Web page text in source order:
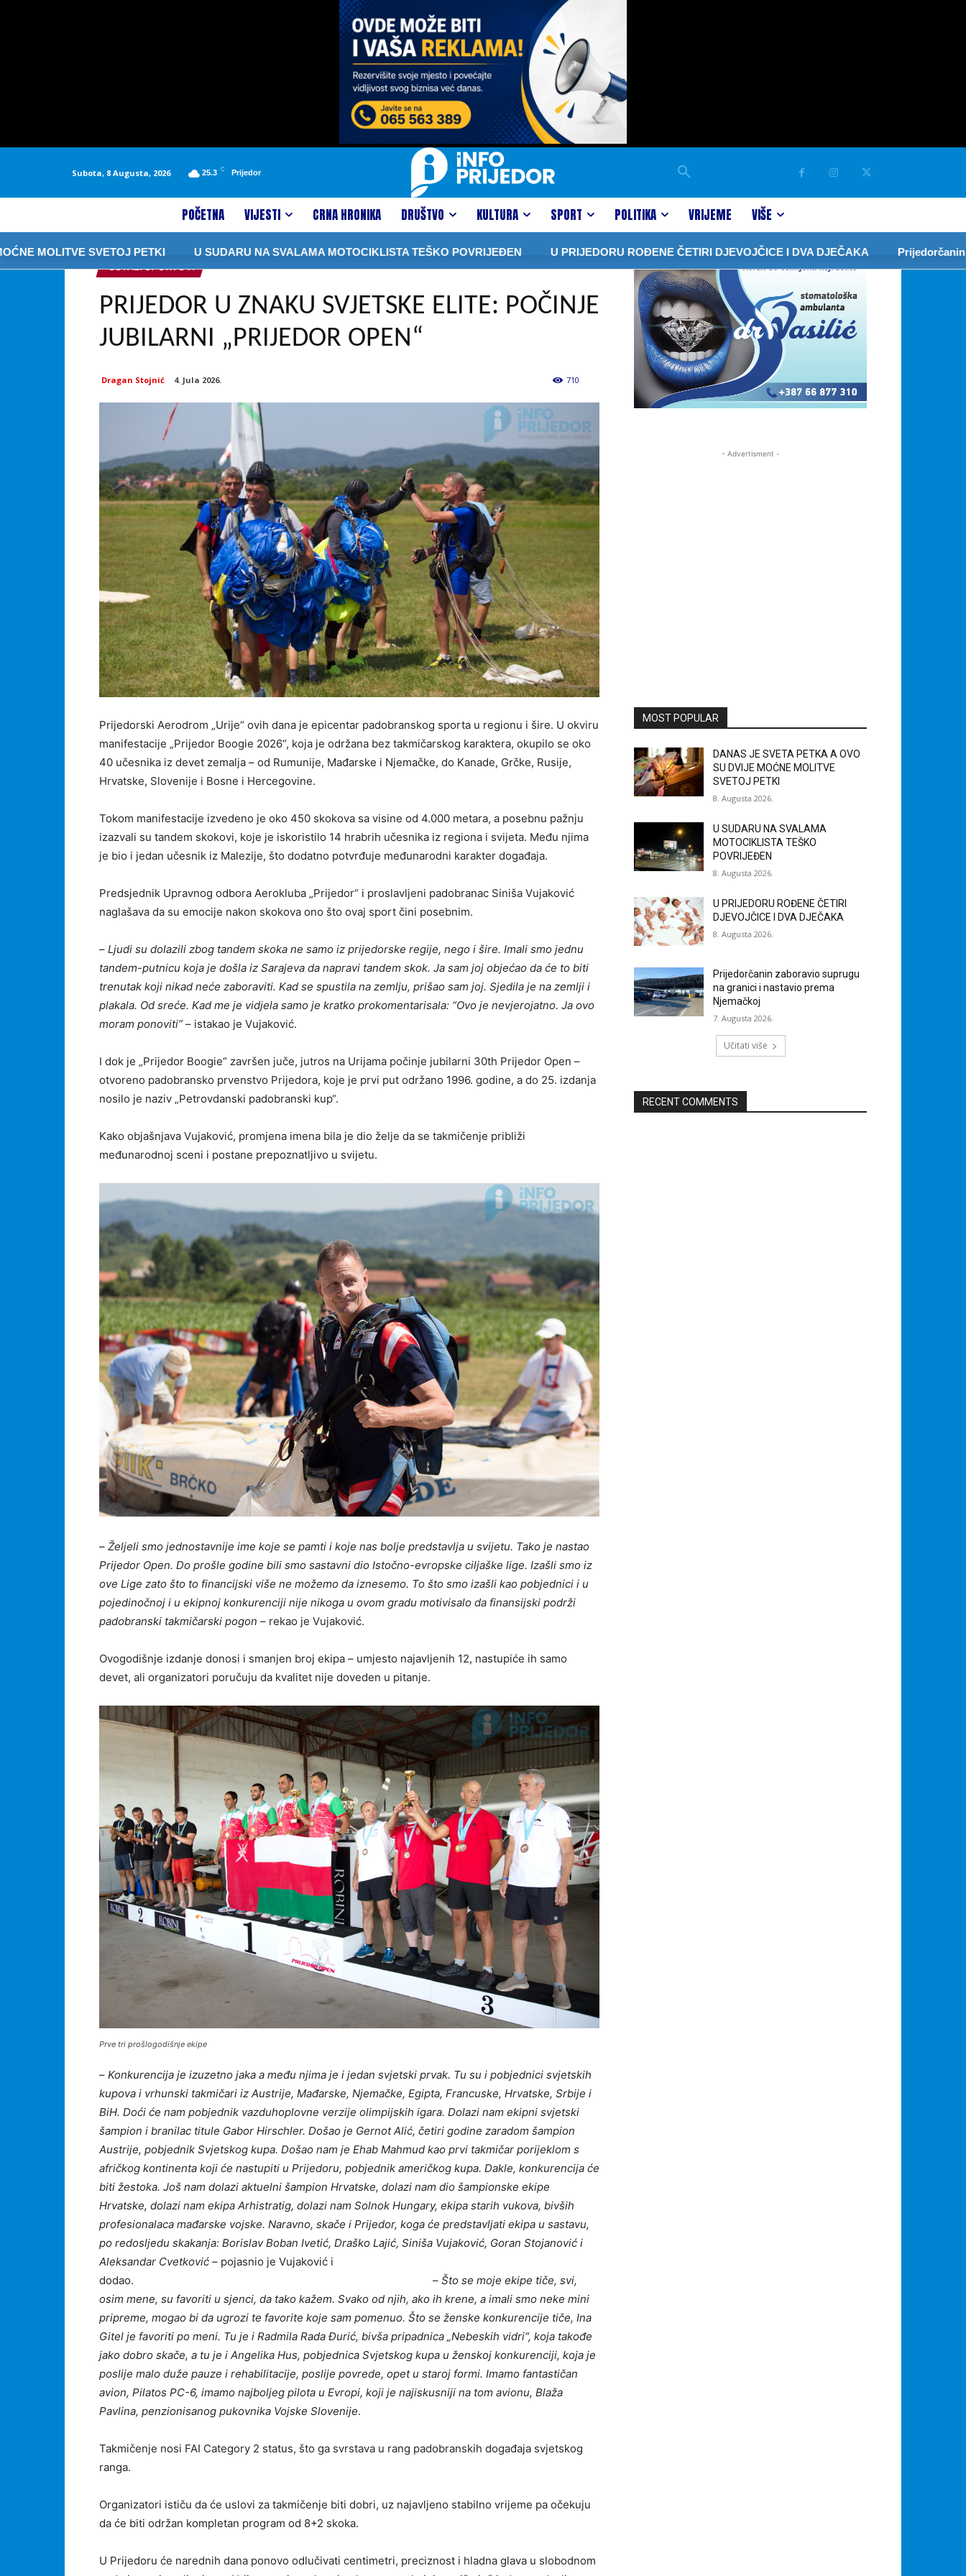
Subota, 8 Augusta, 2026 25.3 C Prijedor
POČETNA VIJESTI CRNA HRONIKA DRUŠTVO KULTURA SPORT POLITIKA VRIJEME VIŠE
SVETOJ PETKI U SUDARU NA SVALAMA MOTOCIKLISTA TEŠKO POVRIJEĐEN U PRIJEDORU ROĐENE ČETIRI DJEVOJČICE I DVA DJEČAKA Prijedorčanin zaboravio
OSTALI SPORTOVI
PRIJEDOR U ZNAKU SVJETSKE ELITE: POČINJE
JUBILARNI „PRIJEDOR OPEN“
Dragan Stojnić 4. Jula 2026. 710
Prijedorski Aerodrom „Urije“ ovih dana je epicentar padobranskog sporta u regionu i šire. U okviru
manifestacije „Prijedor Boogie 2026“, koja je održana bez takmičarskog karaktera, okupilo se oko
40 učesnika iz devet zemalja – od Rumunije, Mađarske i Njemačke, do Kanade, Grčke, Rusije,
Hrvatske, Slovenije i Bosne i Hercegovine.
Tokom manifestacije izvedeno je oko 450 skokova sa visine od 4.000 metara, a posebnu pažnju
izazvali su tandem skokovi, koje je iskoristilo 14 hrabrih učesnika iz regiona i svijeta. Među njima
je bio i jedan učesnik iz Malezije, što dodatno potvrđuje međunarodni karakter događaja.
Predsjednik Upravnog odbora Aerokluba „Prijedor“ i proslavljeni padobranac Siniša Vujaković
naglašava da su emocije nakon skokova ono što ovaj sport čini posebnim.
– Ljudi su dolazili zbog tandem skoka ne samo iz prijedorske regije, nego i šire. Imali smo jednu
tandem-putnicu koja je došla iz Sarajeva da napravi tandem skok. Ja sam joj objećao da će to biti
trenutak koji nikad neće zaboraviti. Kad se spustila na zemlju, prišao sam joj. Sjedila je na zemlji i
plakala. Od sreće. Kad me je vidjela samo je kratko prokomentarisala: “Ovo je nevjerojatno. Ja ovo
moram ponoviti” – istakao je Vujaković.
I dok je „Prijedor Boogie“ završen juče, jutros na Urijama počinje jubilarni 30th Prijedor Open –
otvoreno padobransko prvenstvo Prijedora, koje je prvi put održano 1996. godine, a do 25. izdanja
nosilo je naziv „Petrovdanski padobranski kup“.
Kako objašnjava Vujaković, promjena imena bila je dio želje da se takmičenje približi
međunarodnoj sceni i postane prepoznatljivo u svijetu.
– Željeli smo jednostavnije ime koje se pamti i koje nas bolje predstavlja u svijetu. Tako je nastao
Prijedor Open. Do prošle godine bili smo sastavni dio Istočno-evropske ciljaške lige. Izašli smo iz
ove Lige zato što to financijski više ne možemo da iznesemo. To što smo izašli kao pobjednici i u
pojedinočnoj i u ekipnoj konkurenciji nije nikoga u ovom gradu motivisalo da finansijski podrži
padobranski takmičarski pogon – rekao je Vujaković.
Ovogodišnje izdanje donosi i smanjen broj ekipa – umjesto najavljenih 12, nastupiće ih samo
devet, ali organizatori poručuju da kvalitet nije doveden u pitanje.
Prve tri prošlogodišnje ekipe
– Konkurencija je izuzetno jaka a među njima je i jedan svjetski prvak. Tu su i pobjednici svjetskih
kupova i vrhunski takmičari iz Austrije, Mađarske, Njemačke, Egipta, Francuske, Hrvatske, Srbije i
BiH. Doći će nam pobjednik vazduhoplovne verzije olimpijskih igara. Dolazi nam ekipni svjetski
šampion i branilac titule Gabor Hirschler. Došao je Gernot Alić, četiri godine zaradom šampion
Austrije, pobjednik Svjetskog kupa. Došao nam je Ehab Mahmud kao prvi takmičar porijeklom s
afričkog kontinenta koji će nastupiti u Prijedoru, pobjednik američkog kupa. Dakle, konkurencija će
biti žestoka. Još nam dolazi aktuelni šampion Hrvatske, dolazi nam dio šampionske ekipe
Hrvatske, dolazi nam ekipa Arhistratig, dolazi nam Solnok Hungary, ekipa starih vukova, bivših
profesionalaca mađarske vojske. Naravno, skače i Prijedor, koga će predstavljati ekipa u sastavu,
po redosljedu skakanja: Borislav Boban Ivetić, Draško Lajić, Siniša Vujaković, Goran Stojanović i
Aleksandar Cvetković – pojasnio je Vujaković i
dodao. – Što se moje ekipe tiče, svi,
osim mene, su favoriti u sjenci, da tako kažem. Svako od njih, ako ih krene, a imali smo neke mini
pripreme, mogao bi da ugrozi te favorite koje sam pomenuo. Što se ženske konkurencije tiče, Ina
Gitel je favoriti po meni. Tu je i Radmila Rada Đurić, bivša pripadnica „Nebeskih vidri“, koja takođe
jako dobro skače, a tu je i Angelika Hus, pobjednica Svjetskog kupa u ženskoj konkurenciji, koja je
poslije malo duže pauze i rehabilitacije, poslije povrede, opet u staroj formi. Imamo fantastičan
avion, Pilatos PC-6, imamo najboljeg pilota u Evropi, koji je najiskusniji na tom avionu, Blaža
Pavlina, penzionisanog pukovnika Vojske Slovenije.
Takmičenje nosi FAI Category 2 status, što ga svrstava u rang padobranskih događaja svjetskog
ranga.
Organizatori ističu da će uslovi za takmičenje biti dobri, uz najavljeno stabilno vrijeme pa očekuju
da će biti održan kompletan program od 8+2 skoka.
U Prijedoru će narednih dana ponovo odlučivati centimetri, preciznost i hladna glava u slobodnom
- Advertisment -
MOST POPULAR
DANAS JE SVETA PETKA A OVO
SU DVIJE MOĆNE MOLITVE
SVETOJ PETKI
8. Augusta 2026.
U SUDARU NA SVALAMA
MOTOCIKLISTA TEŠKO
POVRIJEĐEN
8. Augusta 2026.
U PRIJEDORU ROĐENE ČETIRI
DJEVOJČICE I DVA DJEČAKA
8. Augusta 2026.
Prijedorčanin zaboravio suprugu
na granici i nastavio prema
Njemačkoj
7. Augusta 2026.
Učitati više
RECENT COMMENTS